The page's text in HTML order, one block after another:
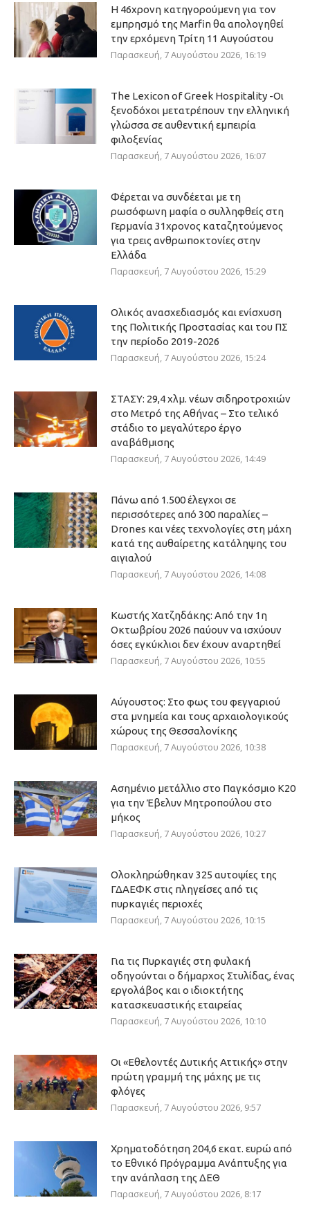
Η 46χρονη κατηγορούμενη για τον
εμπρησμό της Marfin θα απολογηθεί
την ερχόμενη Τρίτη 11 Αυγούστου
Παρασκευή, 7 Αυγούστου 2026, 16:19
The Lexicon of Greek Hospitality -Οι
ξενοδόχοι μετατρέπουν την ελληνική
γλώσσα σε αυθεντική εμπειρία
φιλοξενίας
Παρασκευή, 7 Αυγούστου 2026, 16:07
Φέρεται να συνδέεται με τη
ρωσόφωνη μαφία ο συλληφθείς στη
Γερμανία 31χρονος καταζητούμενος
για τρεις ανθρωποκτονίες στην
Ελλάδα
Παρασκευή, 7 Αυγούστου 2026, 15:29
Ολικός ανασχεδιασμός και ενίσχυση
της Πολιτικής Προστασίας και του ΠΣ
την περίοδο 2019-2026
Παρασκευή, 7 Αυγούστου 2026, 15:24
ΣΤΑΣΥ: 29,4 χλμ. νέων σιδηροτροχιών
στο Μετρό της Αθήνας – Στο τελικό
στάδιο το μεγαλύτερο έργο
αναβάθμισης
Παρασκευή, 7 Αυγούστου 2026, 14:49
Πάνω από 1.500 έλεγχοι σε
περισσότερες από 300 παραλίες –
Drones και νέες τεχνολογίες στη μάχη
κατά της αυθαίρετης κατάληψης του
αιγιαλού
Παρασκευή, 7 Αυγούστου 2026, 14:08
Κωστής Χατζηδάκης: Από την 1η
Οκτωβρίου 2026 παύουν να ισχύουν
όσες εγκύκλιοι δεν έχουν αναρτηθεί
Παρασκευή, 7 Αυγούστου 2026, 10:55
Αύγουστος: Στο φως του φεγγαριού
στα μνημεία και τους αρχαιολογικούς
χώρους της Θεσσαλονίκης
Παρασκευή, 7 Αυγούστου 2026, 10:38
Ασημένιο μετάλλιο στο Παγκόσμιο Κ20
για την Έβελυν Μητροπούλου στο
μήκος
Παρασκευή, 7 Αυγούστου 2026, 10:27
Ολοκληρώθηκαν 325 αυτοψίες της
ΓΔΑΕΦΚ στις πληγείσες από τις
πυρκαγιές περιοχές
Παρασκευή, 7 Αυγούστου 2026, 10:15
Για τις Πυρκαγιές στη φυλακή
οδηγούνται ο δήμαρχος Στυλίδας, ένας
εργολάβος και ο ιδιοκτήτης
κατασκευαστικής εταιρείας
Παρασκευή, 7 Αυγούστου 2026, 10:10
Οι «Εθελοντές Δυτικής Αττικής» στην
πρώτη γραμμή της μάχης με τις
φλόγες
Παρασκευή, 7 Αυγούστου 2026, 9:57
Χρηματοδότηση 204,6 εκατ. ευρώ από
το Εθνικό Πρόγραμμα Ανάπτυξης για
την ανάπλαση της ΔΕΘ
Παρασκευή, 7 Αυγούστου 2026, 8:17